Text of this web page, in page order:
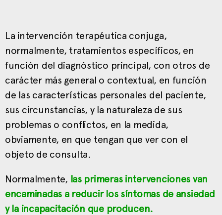
La intervención terapéutica conjuga,
normalmente, tratamientos específicos, en
función del diagnóstico principal, con otros de
carácter más general o contextual, en función
de las características personales del paciente,
sus circunstancias, y la naturaleza de sus
problemas o conflictos, en la medida,
obviamente, en que tengan que ver con el
objeto de consulta.
Normalmente, las primeras intervenciones van
encaminadas a reducir los síntomas de ansiedad
y la incapacitación que producen.